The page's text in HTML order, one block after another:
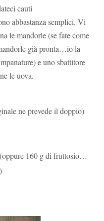
cauti
abbastanza semplici. Vi
le mandorle (se fate come
già pronta…io la
e uno sbattitore
le uova.
ne prevede il doppio)
160 g di fruttosio…